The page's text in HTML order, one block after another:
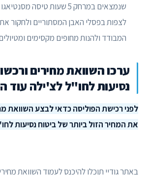
שנמצאים במרחק 5 שעות טיסה
לצפות בפסלי האבן המסתוריים ולחקור
המבודד ולהנות מחופים מקסימים
ערכו השוואת מחירים
נסיעות לחו"ל לצ'ילה עוד
לפני רכישת הפוליסה כדאי לבצע השוואת
את המחיר הזול ביותר של ביטוח נסיעות
באתר גודיי תוכלו להיכנס לעמוד השוואת